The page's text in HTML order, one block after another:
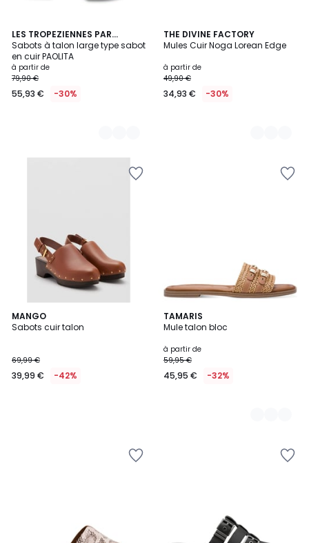
LES TROPEZIENNES PAR
M.BELARBI
Sabots à talon large type sabot
en cuir PAOLITA
à partir de
79,90 €
55,93 € -30%
4
Couleurs
THE DIVINE FACTORY
Mules Cuir Noga Lorean Edge
à partir de
49,90 €
34,93 € -30%
4
Couleurs
MANGO
Sabots cuir talon
69,99 €
39,99 € -42%
TAMARIS
Mule talon bloc
à partir de
59,95 €
45,95 € -32%
2
Couleurs